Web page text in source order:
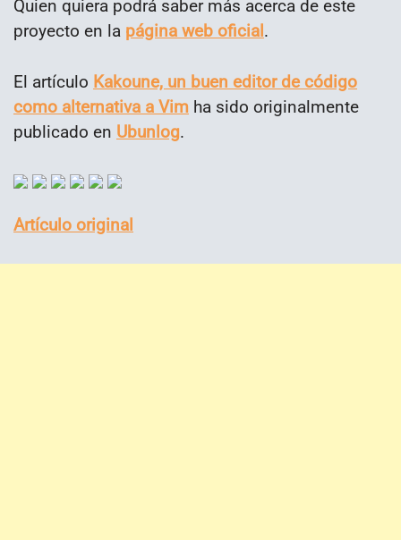
Quien quiera podrá saber más acerca de este
proyecto en la página web oficial.
El artículo Kakoune, un buen editor de código
como alternativa a Vim ha sido originalmente
publicado en Ubunlog.
Artículo original